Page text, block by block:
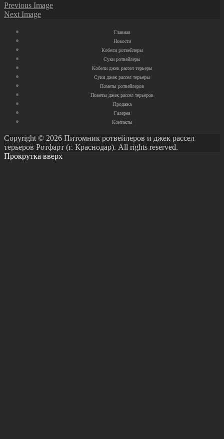
Previous Image
Next Image
Главная
Новости
Кобели ротвейлеры
Суки ротвейлеры
Кобели джек рассел терьеры
Суки джек рассел терьеры
Пометы ротвейлеров
Пометы джек рассел терьеров
Продажа
Галерея
Контакты
Copyright © 2026 Питомник ротвейлеров и джек рассел
терьеров Ротфарт (г. Краснодар). All rights reserved.
Прокрутка вверх